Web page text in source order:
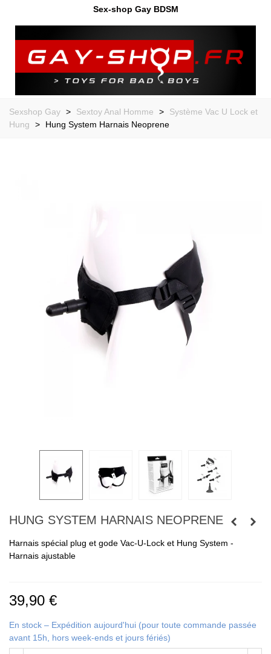
Sex-shop Gay BDSM
Sexshop Gay > Sextoy Anal Homme >
Système Vac U Lock et
Hung
> Hung System Harnais Neoprene
HUNG SYSTEM HARNAIS NEOPRENE
Harnais spécial plug et gode Vac-U-Lock et Hung System -
Harnais ajustable
39,90 €
En stock – Expédition aujourd'hui (pour toute commande passée
avant 15h, hors week-ends et jours fériés)